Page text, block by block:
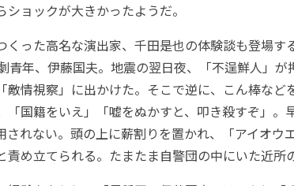
ショックが大きかったようだ。
くった高名な演出家、千田是也の体験談も登場す
青年、伊藤国夫。地震の翌日夜、「不逞鮮人」
敵情視察」に出かけた。そこで逆に、こん棒な
「国籍をいえ」「嘘をぬかすと、叩き殺すぞ」。
されない。頭の上に薪割りを置かれ、「アイオウ
責め立てられる。たまたま自警団の中にいた近所